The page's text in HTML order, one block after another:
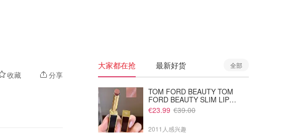
收藏 分享
大家都在抢 最新好货 全部
TOM FORD BEAUTY TOM
FORD BEAUTY SLIM LIP
COLOR SHINE 口红 open back
色
€23.99 €39.00
2011人感兴趣